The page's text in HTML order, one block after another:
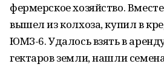
фермерское хозяйство.
вышел из колхоза, купил в
ЮМЗ-6. Удалось взять в
гектаров земли, нашли